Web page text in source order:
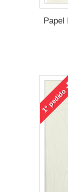
Papel
1°
pedido